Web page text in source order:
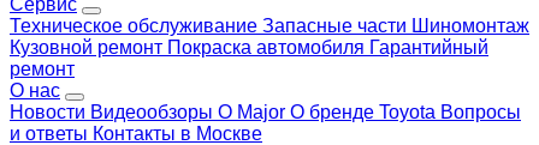
Сервис
Техническое обслуживание Запасные части Шиномонтаж
Кузовной ремонт Покраска автомобиля Гарантийный
ремонт
О нас
Новости Видеообзоры О Major О бренде Toyota Вопросы
и ответы Контакты в Москве